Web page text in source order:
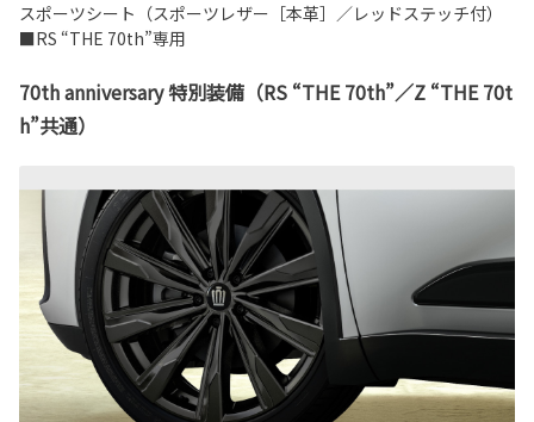
スポーツシート（スポーツレザー［本革］／レッドステッチ付）
■RS “THE 70th”専用
70th anniversary 特別装備（RS “THE 70th”／Z “THE 70t
h”共通）